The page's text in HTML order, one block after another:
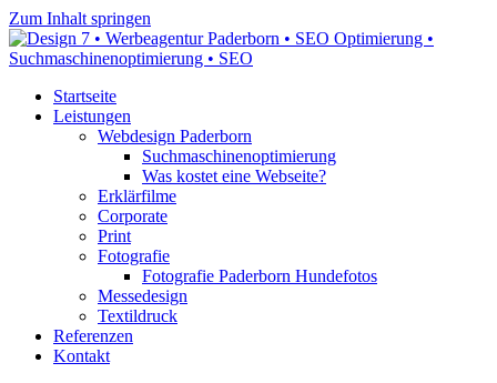
Zum Inhalt springen
Startseite
Leistungen
Webdesign Paderborn
Suchmaschinenoptimierung
Was kostet eine Webseite?
Erklärfilme
Corporate
Print
Fotografie
Fotografie Paderborn Hundefotos
Messedesign
Textildruck
Referenzen
Kontakt